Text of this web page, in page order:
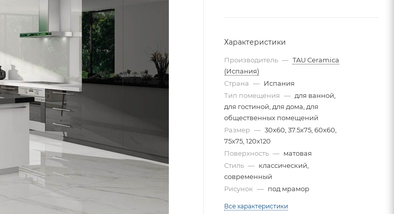
Характеристики
Производитель — TAU Ceramica
(Испания)
Страна — Испания
Тип помещения — для ванной,
для гостиной, для дома, для
общественных помещений
Размер — 30x60, 37.5x75, 60x60,
75x75, 120x120
Поверхность — матовая
Стиль — классический,
современный
Рисунок — под мрамор
Все характеристики